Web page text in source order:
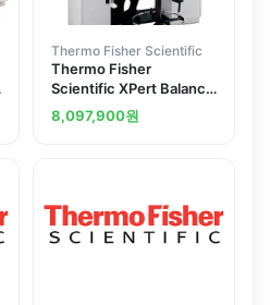
Thermo Fisher Scientific
Thermo Fisher
Scientific XPert Balance
Enclosure Standard
Height 36 in.W 3 ft.
8,097,900원